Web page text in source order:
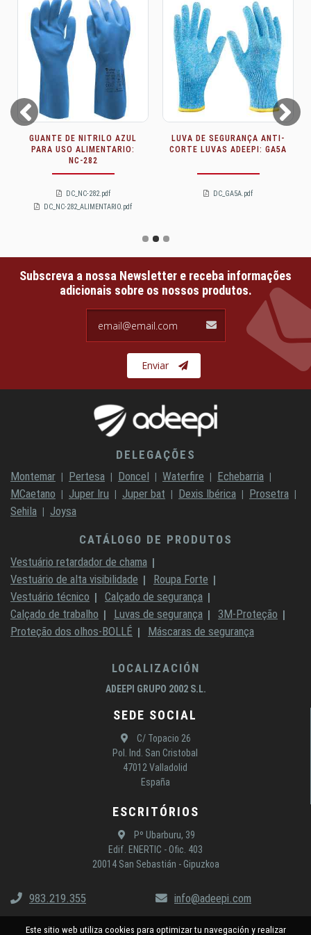
Prev
GUANTE DE NITRILO AZUL
PARA USO ALIMENTARIO:
NC-282
DC_NC-282.pdf
DC_NC-282_ALIMENTARIO.pdf
LUVA DE SEGURANÇA ANTI-
CORTE LUVAS ADEEPI: GA5A
DC_GA5A.pdf
Next
Subscreva a nossa Newsletter e receba informações
adicionais sobre os nossos produtos.
Enviar
DELEGAÇÕES
Montemar
Pertesa Doncel Waterfire
Echebarria
MCaetano
Juper Iru Juper bat Dexis Ibérica
Prosetra
Sehila
Joysa
CATÁLOGO DE PRODUTOS
Vestuário retardador de chama
Vestuário de alta visibilidade
Roupa Forte
Vestuário técnico
Calçado de segurança
Calçado de trabalho
Luvas de segurança
3M-Proteção
Proteção dos olhos-BOLLÉ
Máscaras de segurança
LOCALIZACIÓN
ADEEPI GRUPO 2002 S.L.
SEDE SOCIAL
C/ Topacio 26
Pol. Ind. San Cristobal
47012 Valladolid
España
ESCRITÓRIOS
Pº Ubarburu, 39
Edif. ENERTIC - Ofic. 403
20014 San Sebastián - Gipuzkoa
983.219.355 info@adeepi.com
Este sitio web utiliza cookies para optimizar tu navegación y realizar